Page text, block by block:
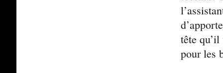
tête
pour les